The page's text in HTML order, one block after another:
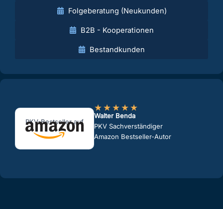
Folgeberatung (Neukunden)
B2B - Kooperationen
Bestandkunden
PKV-Bestseller auf
★★★★★
Walter Benda
PKV Sachverständiger
Amazon Bestseller-Autor